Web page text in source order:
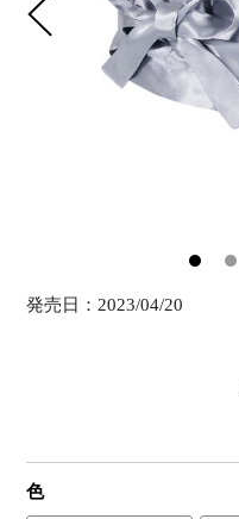
発売日： 2023/04/20
色